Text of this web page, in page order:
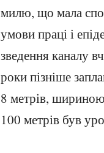
милю, що мала
умови праці і
зведення каналу
роки пізніше
8 метрів,
100 метрів був